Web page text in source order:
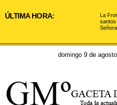
ÚLTIMA HORA:
La
domingo 9 de